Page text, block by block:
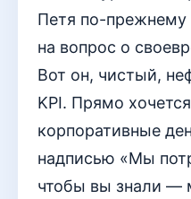
Петя по-прежнему
на вопрос о
Вот он, чистый,
KPI. Прямо
корпоративные
надписью «Мы
чтобы вы знали —